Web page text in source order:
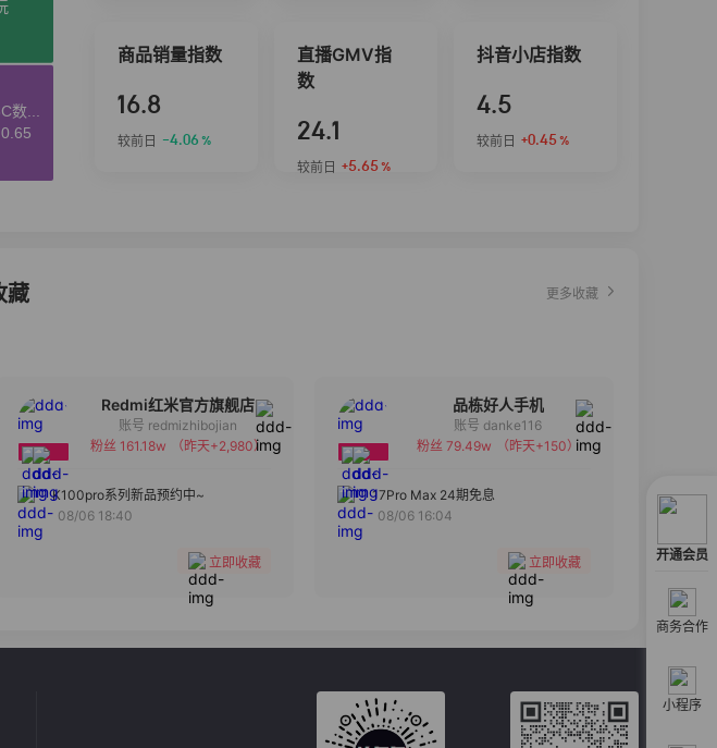
开通会员
商务合作
小程序
商品销量指数
16.8
较前日 -4.06 %
直播GMV指
数
24.1
较前日 +5.65 %
抖音小店指数
4.5
较前日 +0.45 %
藏 更多收藏
Redmi红米官方旗舰店
备注
分组
账号 redmizhibojian
粉丝 161.18w
（昨天+2,980）
K100pro系列新品预约中~
08/06 18:40
立即收藏
品栋好人手机
备注
分组
账号 danke116
粉丝 79.49w
（昨天+150）
17Pro Max 24期免息
08/06 16:04
立即收藏